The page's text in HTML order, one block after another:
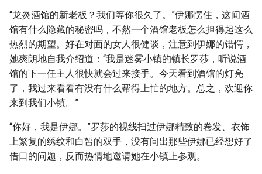
“龙炎酒馆的新老板？我们等你很久了。”伊娜愣住，这间酒
馆有什么隐藏的秘密吗，不然一个酒馆老板怎么担得起这么
热烈的期望。好在对面的女人很健谈，注意到伊娜的错愕，
她爽朗地自我介绍道：“我是迷雾小镇的镇长罗莎，听说酒
馆的下一任主人很快就会过来接手。今天看到酒馆的灯亮
了，我过来看看有没有什么帮得上忙的地方。总之，欢迎你
来到我们小镇。”
“你好，我是伊娜。”罗莎的视线扫过伊娜精致的卷发、衣饰
上繁复的绣纹和白皙的双手，没有问出那些伊娜已经想好了
借口的问题，反而热情地邀请她在小镇上参观。